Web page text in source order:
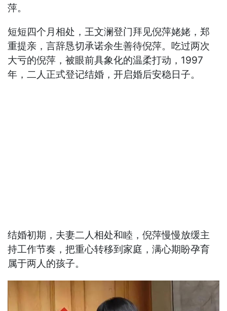
萍。
短短四个月相处，王文澜登门拜见倪萍姥姥，郑
重提亲，言辞恳切承诺余生善待倪萍。吃过两次
大亏的倪萍，被眼前具象化的温柔打动，1997
年，二人正式登记结婚，开启婚后安稳日子。
结婚初期，夫妻二人相处和睦，倪萍慢慢放缓主
持工作节奏，把重心转移到家庭，满心期盼孕育
属于两人的孩子。